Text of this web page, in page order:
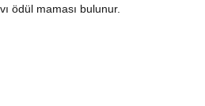
ödül maması bulunur.